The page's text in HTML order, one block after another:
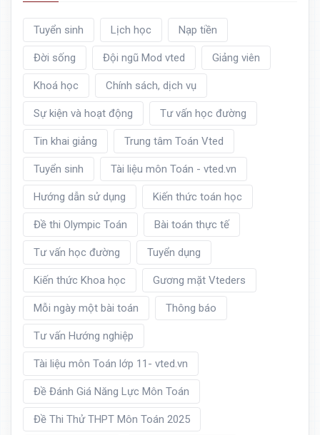
Tuyển sinh Lịch học Nạp tiền
Đời sống Đội ngũ Mod vted Giảng viên
Khoá học Chính sách, dịch vụ
Sự kiện và hoạt động Tư vấn học đường
Tin khai giảng Trung tâm Toán Vted
Tuyển sinh Tài liệu môn Toán - vted.vn
Hướng dẫn sử dụng Kiến thức toán học
Đề thi Olympic Toán Bài toán thực tế
Tư vấn học đường Tuyển dụng
Kiến thức Khoa học Gương mặt Vteders
Mỗi ngày một bài toán Thông báo
Tư vấn Hướng nghiệp
Tài liệu môn Toán lớp 11- vted.vn
Đề Đánh Giá Năng Lực Môn Toán
Đề Thi Thử THPT Môn Toán 2025